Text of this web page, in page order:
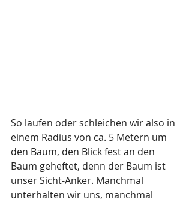
So laufen oder schleichen wir also in
einem Radius von ca. 5 Metern um
den Baum, den Blick fest an den
Baum geheftet, denn der Baum ist
unser Sicht-Anker. Manchmal
unterhalten wir uns, manchmal